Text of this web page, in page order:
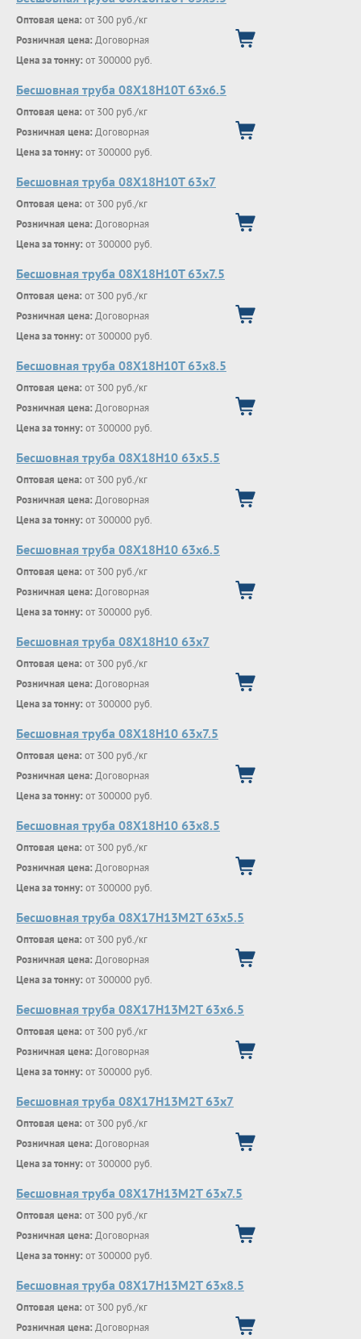
Оптовая цена: от 300 руб./кг
Розничная цена: Договорная
Цена за тонну: от 300000 руб.
Бесшовная труба 08Х18Н10Т 63х6.5
Оптовая цена: от 300 руб./кг
Розничная цена: Договорная
Цена за тонну: от 300000 руб.
Бесшовная труба 08Х18Н10Т 63х7
Оптовая цена: от 300 руб./кг
Розничная цена: Договорная
Цена за тонну: от 300000 руб.
Бесшовная труба 08Х18Н10Т 63х7.5
Оптовая цена: от 300 руб./кг
Розничная цена: Договорная
Цена за тонну: от 300000 руб.
Бесшовная труба 08Х18Н10Т 63х8.5
Оптовая цена: от 300 руб./кг
Розничная цена: Договорная
Цена за тонну: от 300000 руб.
Бесшовная труба 08Х18Н10 63х5.5
Оптовая цена: от 300 руб./кг
Розничная цена: Договорная
Цена за тонну: от 300000 руб.
Бесшовная труба 08Х18Н10 63х6.5
Оптовая цена: от 300 руб./кг
Розничная цена: Договорная
Цена за тонну: от 300000 руб.
Бесшовная труба 08Х18Н10 63х7
Оптовая цена: от 300 руб./кг
Розничная цена: Договорная
Цена за тонну: от 300000 руб.
Бесшовная труба 08Х18Н10 63х7.5
Оптовая цена: от 300 руб./кг
Розничная цена: Договорная
Цена за тонну: от 300000 руб.
Бесшовная труба 08Х18Н10 63х8.5
Оптовая цена: от 300 руб./кг
Розничная цена: Договорная
Цена за тонну: от 300000 руб.
Бесшовная труба 08Х17Н13М2Т 63х5.5
Оптовая цена: от 300 руб./кг
Розничная цена: Договорная
Цена за тонну: от 300000 руб.
Бесшовная труба 08Х17Н13М2Т 63х6.5
Оптовая цена: от 300 руб./кг
Розничная цена: Договорная
Цена за тонну: от 300000 руб.
Бесшовная труба 08Х17Н13М2Т 63х7
Оптовая цена: от 300 руб./кг
Розничная цена: Договорная
Цена за тонну: от 300000 руб.
Бесшовная труба 08Х17Н13М2Т 63х7.5
Оптовая цена: от 300 руб./кг
Розничная цена: Договорная
Цена за тонну: от 300000 руб.
Бесшовная труба 08Х17Н13М2Т 63х8.5
Оптовая цена: от 300 руб./кг
Розничная цена: Договорная